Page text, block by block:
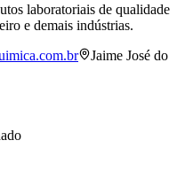
laboratoriais de qualidade
e demais indústrias.
Jaime José do